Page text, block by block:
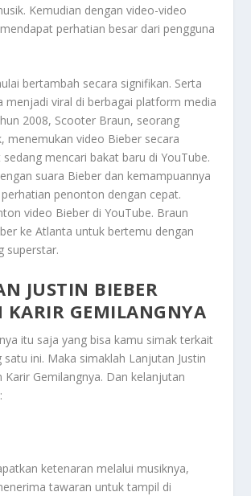
Kemudian dengan video-video
perhatian besar dari pengguna
bertambah secara signifikan. Serta
menjadi viral di berbagai platform media
2008, Scooter Braun, seorang
menemukan video Bieber secara
mencari bakat baru di YouTube.
suara Bieber dan kemampuannya
penonton dengan cepat.
video Bieber di YouTube. Braun
ke Atlanta untuk bertemu dengan
superstar.
JUSTIN BIEBER
KARIR GEMILANGNYA
itu saja yang bisa kamu simak terkait
ini. Maka simaklah Lanjutan Justin
Karir Gemilangnya. Dan kelanjutan
ketenaran melalui musiknya,
tawaran untuk tampil di